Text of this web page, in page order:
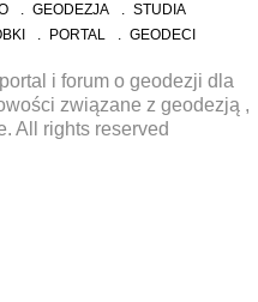
GEODEZJA
STUDIA
PORTAL GEODECI
i forum o geodezji dla
związane z geodezją ,
All rights reserved